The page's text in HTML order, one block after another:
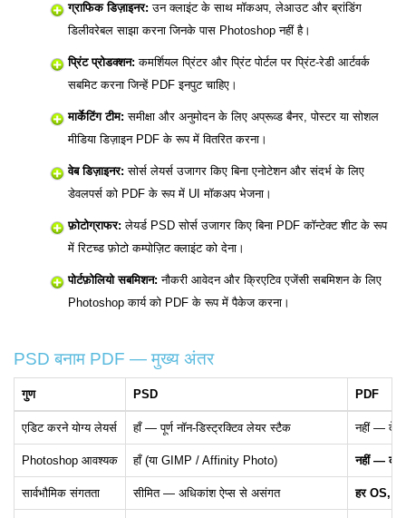
ग्राफिक डिज़ाइनर: उन क्लाइंट के साथ मॉकअप, लेआउट और ब्रांडिंग
डिलीवरेबल साझा करना जिनके पास Photoshop नहीं है।
प्रिंट प्रोडक्शन: कमर्शियल प्रिंटर और प्रिंट पोर्टल पर प्रिंट-रेडी आर्टवर्क
सबमिट करना जिन्हें PDF इनपुट चाहिए।
मार्केटिंग टीम: समीक्षा और अनुमोदन के लिए अप्रूव्ड बैनर, पोस्टर या सोशल
मीडिया डिज़ाइन PDF के रूप में वितरित करना।
वेब डिज़ाइनर: सोर्स लेयर्स उजागर किए बिना एनोटेशन और संदर्भ के लिए
डेवलपर्स को PDF के रूप में UI मॉकअप भेजना।
फ़ोटोग्राफर: लेयर्ड PSD सोर्स उजागर किए बिना PDF कॉन्टेक्ट शीट के रूप
में रिटच्ड फ़ोटो कम्पोज़िट क्लाइंट को देना।
पोर्टफ़ोलियो सबमिशन: नौकरी आवेदन और क्रिएटिव एजेंसी सबमिशन के लिए
Photoshop कार्य को PDF के रूप में पैकेज करना।
PSD बनाम PDF — मुख्य अंतर
गुण PSD PDF
एडिट करने योग्य लेयर्स हाँ — पूर्ण नॉन-डिस्ट्रक्टिव लेयर स्टैक नहीं —
Photoshop आवश्यक हाँ (या GIMP / Affinity Photo) नहीं —
सार्वभौमिक संगतता सीमित — अधिकांश ऐप्स से असंगत हर OS,